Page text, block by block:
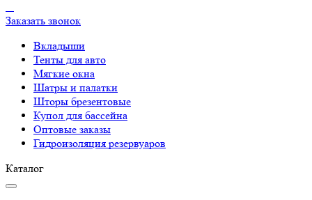
Заказать звонок
Вкладыши
Тенты для авто
Мягкие окна
Шатры и палатки
Шторы брезентовые
Купол для бассейна
Оптовые заказы
Гидроизоляция резервуаров
Каталог